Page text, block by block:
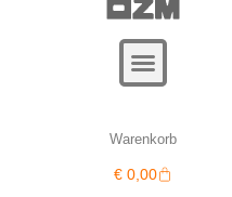
Warenkorb
€ 0,00Warenkorb